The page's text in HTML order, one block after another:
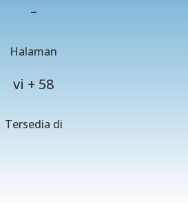
–
Halaman
vi + 58
Tersedia di